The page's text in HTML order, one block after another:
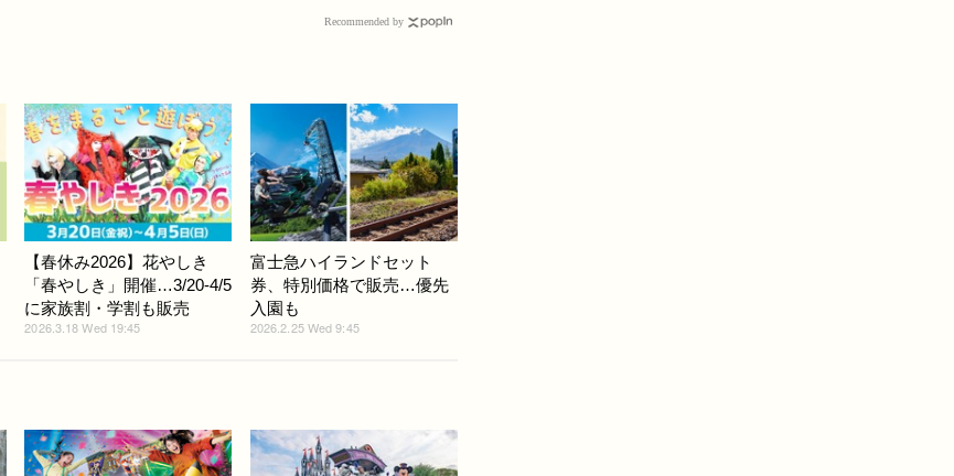
Recommended by
【春休み2026】花やしき
「春やしき」開催…3/20-4/5
に家族割・学割も販売
2026.3.18 Wed 19:45
富士急ハイランドセット
券、特別価格で販売…優先
入園も
2026.2.25 Wed 9:45